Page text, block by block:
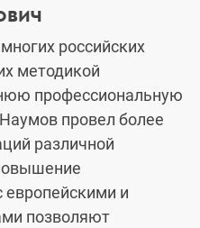
российских
методикой
профессиональную
провел более
различной
европейскими и
позволяют